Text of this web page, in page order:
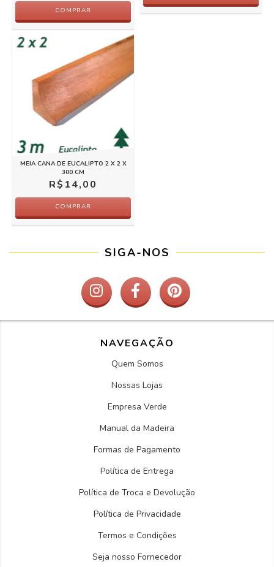
COMPRAR
MEIA CANA DE EUCALIPTO 2 X 2 X
300 CM
R$14,00
COMPRAR
SIGA-NOS
NAVEGAÇÃO
Quem Somos
Nossas Lojas
Empresa Verde
Manual da Madeira
Formas de Pagamento
Política de Entrega
Política de Troca e Devolução
Política de Privacidade
Termos e Condições
Seja nosso Fornecedor